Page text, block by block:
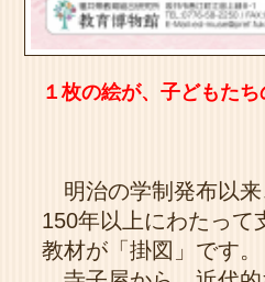
１枚の絵が、子どもたち
明治の学制発布以来
150年以上にわたって
教材が「掛図」です。